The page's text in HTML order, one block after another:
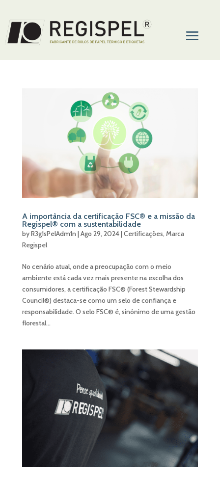
A importância da certificação FSC® e a missão da
Regispel® com a sustentabilidade
byR3g1sPelAdm1n |Ago 29, 2024|Certificações,Marca
Regispel
No cenário atual, onde a preocupação com o meio
ambiente está cada vez mais presente na escolha dos
consumidores, a certificação FSC® (Forest Stewardship
Council®) destaca-se como um selo de confiança e
responsabilidade. O selo FSC® é, sinónimo de uma gestão
florestal...